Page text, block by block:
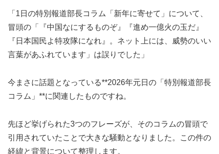
「1日の特別報道部長コラム「新年に寄せて」について、
冒頭の「『中国なにするものぞ』『進め一億火の玉だ』
『日本国民よ特攻隊になれ』。ネット上には、威勢のいい
言葉があふれています」は誤りでした」
今まさに話題となっている**2026年元日の「特別報道部長
コラム」**に関連したものですね。
先ほど挙げられた3つのフレーズが、そのコラムの冒頭で
引用されていたことで大きな騒動となりました。この件の
経緯と背景について整理します。